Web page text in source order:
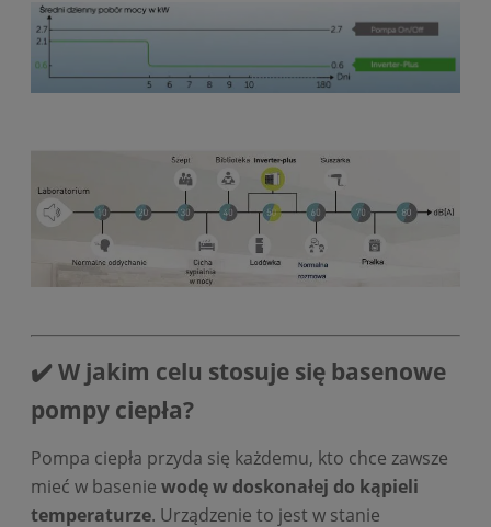
✔️ W jakim celu stosuje się basenowe
pompy ciepła?
Pompa ciepła przyda się każdemu, kto chce zawsze
mieć w basenie wodę w doskonałej do kąpieli
temperaturze. Urządzenie to jest w stanie